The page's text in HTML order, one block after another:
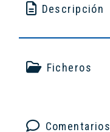
Descripción
Ficheros
Comentarios